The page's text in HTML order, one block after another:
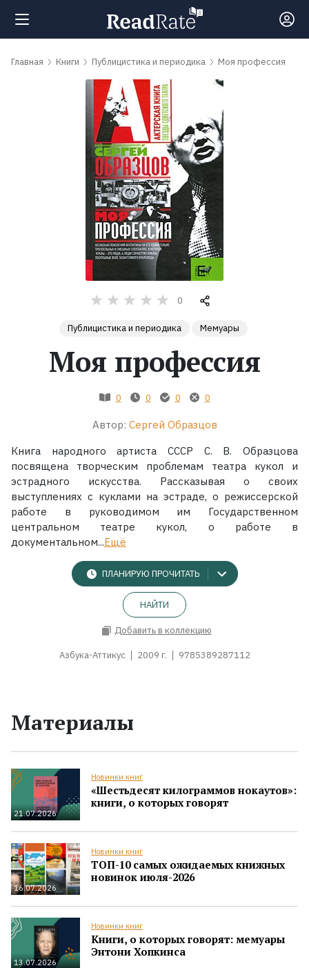
Поиск
обсуждаемые
Серии
Коллекции
Главная Книги Публицистика и периодика Моя профессия
0
Публицистика и периодика Мемуары
Моя профессия
0 0 0 0
Автор: Сергей Образцов
Книга народного артиста СССР С. В. Образцова
посвящена творческим проблемам театра кукол и
эстрадного искусства. Рассказывая о своих
выступлениях с куклами на эстраде, о режиссерской
работе в руководимом им Государственном
центральном театре кукол, о работе в
документальном...Ещё
ПЛАНИРУЮ ПРОЧИТАТЬ
НАЙТИ
Добавить в коллекцию
Азбука-Аттикус 2009 г. 9785389287112
Материалы
21.07.2026
Новинки книг
«Шестьдесят килограммов нокаутов»:
книги, о которых говорят
16.07.2026
Новинки книг
ТОП-10 самых ожидаемых книжных
новинок июля-2026
13.07.2026
Новинки книг
Книги, о которых говорят: мемуары
Энтони Хопкинса